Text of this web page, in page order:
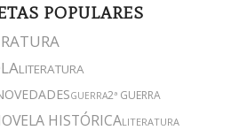
POPULARES
LITERATURA
GUERRA2ª GUERRA
HISTÓRICALITERATURA